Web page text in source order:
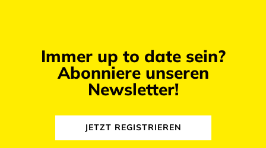
Immer up to date sein?
Abonniere unseren
Newsletter!
JETZT REGISTRIEREN